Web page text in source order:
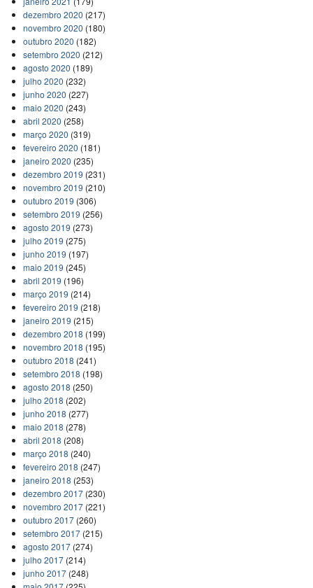
dezembro 2020 (217)
novembro 2020 (180)
outubro 2020 (182)
setembro 2020 (212)
agosto 2020 (189)
julho 2020 (232)
junho 2020 (227)
maio 2020 (243)
abril 2020 (258)
março 2020 (319)
fevereiro 2020 (181)
janeiro 2020 (235)
dezembro 2019 (231)
novembro 2019 (210)
outubro 2019 (306)
setembro 2019 (256)
agosto 2019 (273)
julho 2019 (275)
junho 2019 (197)
maio 2019 (245)
abril 2019 (196)
março 2019 (214)
fevereiro 2019 (218)
janeiro 2019 (215)
dezembro 2018 (199)
novembro 2018 (195)
outubro 2018 (241)
setembro 2018 (198)
agosto 2018 (250)
julho 2018 (202)
junho 2018 (277)
maio 2018 (278)
abril 2018 (208)
março 2018 (240)
fevereiro 2018 (247)
janeiro 2018 (253)
dezembro 2017(230)
novembro 2017(221)
outubro 2017(260)
setembro 2017(215)
agosto 2017(274)
julho 2017(214)
junho 2017(248)